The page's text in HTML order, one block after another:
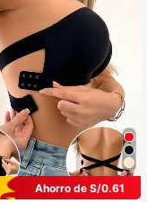
Ahorro de S/0.61